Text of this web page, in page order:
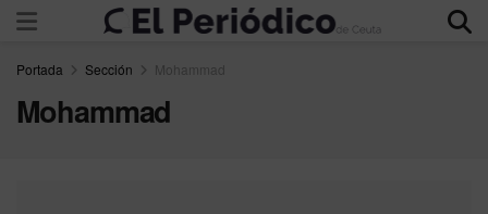
Portada Sección Mohammad
Mohammad